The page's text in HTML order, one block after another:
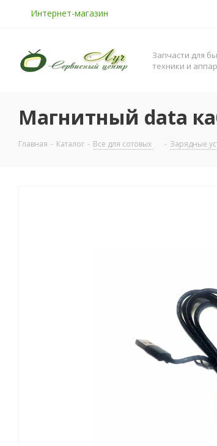
Интернет-магазин
Запчасти для
техники и
Магнитный data
Главная - Каталог - Все для сотовых - Зарядные